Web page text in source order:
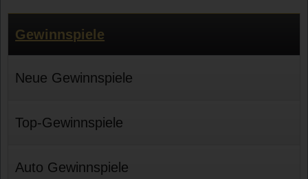
Gewinnspiele
Neue Gewinnspiele
Top-Gewinnspiele
Auto Gewinnspiele